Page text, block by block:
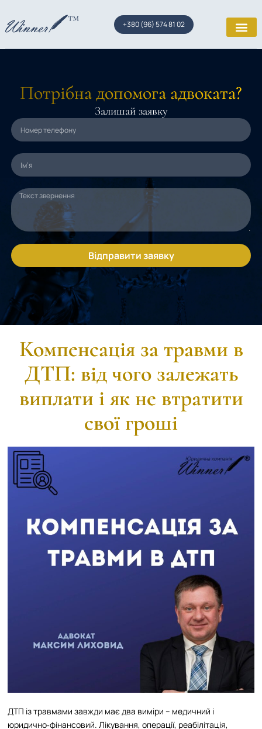
+380 (96) 574 81 02
Потрібна допомога адвоката?
Залишай заявку
Відправити заявку
Компенсація за травми в
ДТП: від чого залежать
виплати і як не втратити
свої гроші
ДТП із травмами завжди має два виміри – медичний і
юридично‑фінансовий. Лікування, операції, реабілітація,